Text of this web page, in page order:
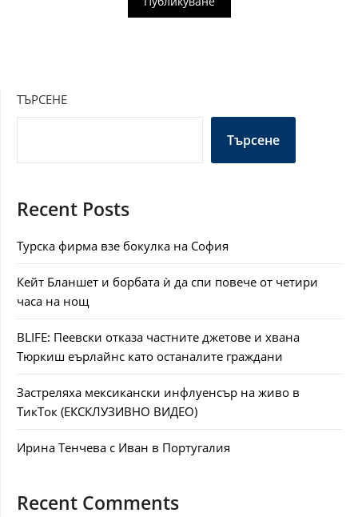
ТЪРСЕНЕ
Търсене
Recent Posts
Турска фирма взе бокулка на София
Кейт Бланшет и борбата ѝ да спи повече от четири
часа на нощ
BLIFE: Пеевски отказа частните джетове и хвана
Тюркиш еърлайнс като останалите граждани
Застреляха мексикански инфлуенсър на живо в
ТикТок (ЕКСКЛУЗИВНО ВИДЕО)
Ирина Тенчева с Иван в Португалия
Recent Comments